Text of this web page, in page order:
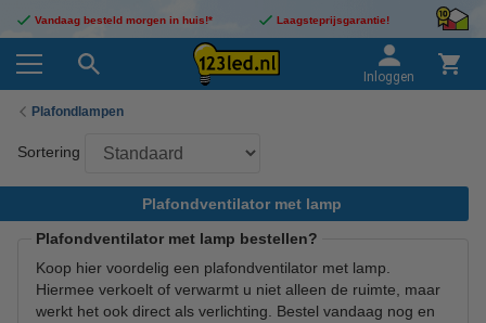
Vandaag besteld morgen in huis!* Laagsteprijsgarantie!
Inloggen
Plafondlampen
Sortering
Plafondventilator met lamp
Plafondventilator met lamp bestellen?
Koop hier voordelig een plafondventilator met lamp.
Hiermee verkoelt of verwarmt u niet alleen de ruimte, maar
werkt het ook direct als verlichting. Bestel vandaag nog en